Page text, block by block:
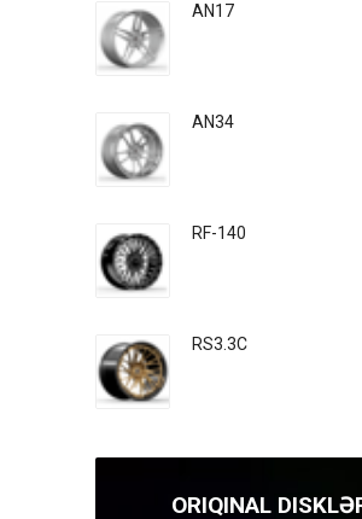
AN17
AN34
RF-140
RS3.3C
ORIQINAL